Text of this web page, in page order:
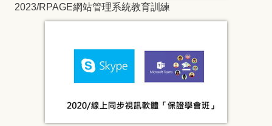
2023/RPAGE網站管理系統教育訓練